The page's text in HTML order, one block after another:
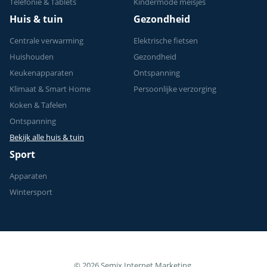
Huis & tuin
Centrale verwarming
Huishouden
Keukenapparaten
Klimaat & Smart Home
Koken & Tafelen
Ontspanning
Bekijk alle huis & tuin
Gezondheid
Elektrische fietsen
Gezondheid
Ontspanning
Persoonlijke verzorging
Sport
Apparaten
Wintersport